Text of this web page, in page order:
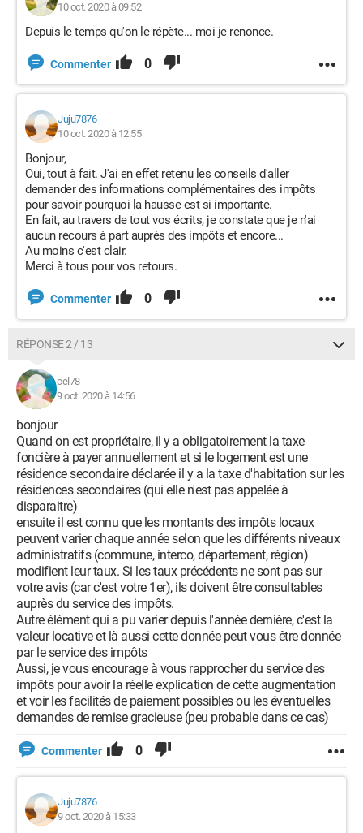
10 oct. 2020 à 09:52
Depuis le temps qu'on le répète... moi je renonce.
Commenter 0
Juju7876
10 oct. 2020 à 12:55
Bonjour,
Oui, tout à fait. J'ai en effet retenu les conseils d'aller
demander des informations complémentaires des impôts
pour savoir pourquoi la hausse est si importante.
En fait, au travers de tout vos écrits, je constate que je n'ai
aucun recours à part auprès des impôts et encore...
Au moins c'est clair.
Merci à tous pour vos retours.
Commenter 0
RÉPONSE 2 / 13
cel78
9 oct. 2020 à 14:56
bonjour
Quand on est propriétaire, il y a obligatoirement la taxe
foncière à payer annuellement et si le logement est une
résidence secondaire déclarée il y a la taxe d'habitation sur les
résidences secondaires (qui elle n'est pas appelée à
disparaitre)
ensuite il est connu que les montants des impôts locaux
peuvent varier chaque année selon que les différents niveaux
administratifs (commune, interco, département, région)
modifient leur taux. Si les taux précédents ne sont pas sur
votre avis (car c'est votre 1er), ils doivent être consultables
auprès du service des impôts.
Autre élément qui a pu varier depuis l'année dernière, c'est la
valeur locative et là aussi cette donnée peut vous être donnée
par le service des impôts
Aussi, je vous encourage à vous rapprocher du service des
impôts pour avoir la réelle explication de cette augmentation
et voir les facilités de paiement possibles ou les éventuelles
demandes de remise gracieuse (peu probable dans ce cas)
Commenter 0
Juju7876
9 oct. 2020 à 15:33